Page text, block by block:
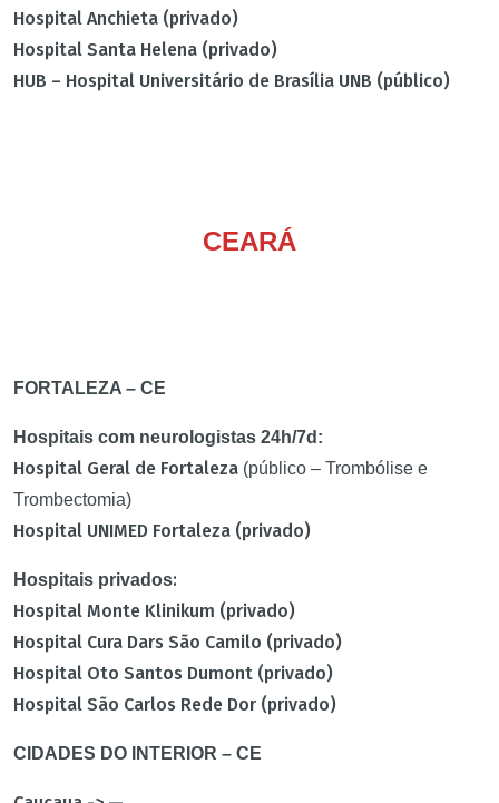
Hospital Anchieta (privado)
Hospital Santa Helena (privado)
HUB – Hospital Universitário de Brasília UNB (público)
CEARÁ
FORTALEZA – CE
Hospitais com neurologistas 24h/7d:
Hospital Geral de Fortaleza (público – Trombólise e
Trombectomia)
Hospital UNIMED Fortaleza (privado)
Hospitais privados:
Hospital Monte Klinikum (privado)
Hospital Cura Dars São Camilo (privado)
Hospital Oto Santos Dumont (privado)
Hospital São Carlos Rede Dor (privado)
CIDADES DO INTERIOR – CE